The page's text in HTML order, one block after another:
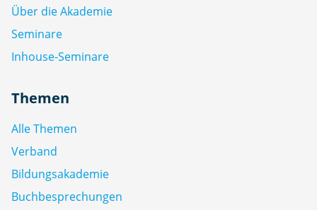
Über die Akademie
Seminare
Inhouse-Seminare
Themen
Alle Themen
Verband
Bildungsakademie
Buchbesprechungen